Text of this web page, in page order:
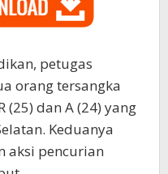
petugas
orang tersangka
dan A (24) yang
Keduanya
aksi pencurian